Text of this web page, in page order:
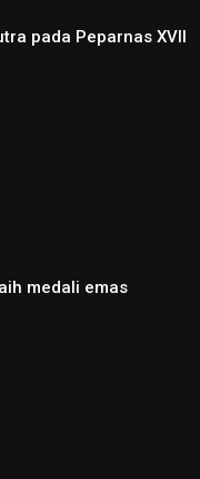
pada Peparnas XVII
medali emas